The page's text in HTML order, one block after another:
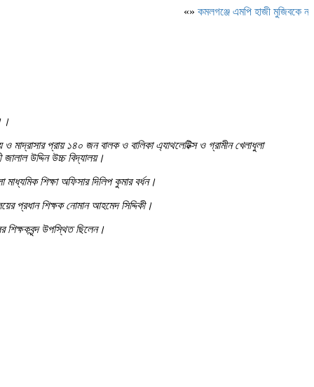
কমলগঞ্জে এমপি হাজী মুজিবকে
মাদ্রাসার প্রায় ১৪০ জন বালক ও বালিকা এ্যাথলেটিক্স ও গ্রামীন খেলাধুলা
উদ্দিন উচ্চ বিদ্যালয়।
শিক্ষা অফিসার দিলিপ কুমার বর্ধন।
প্রধান শিক্ষক নোমান আহমেদ সিদ্দিকী।
শিক্ষকবৃন্দ উপস্থিত ছিলেন।